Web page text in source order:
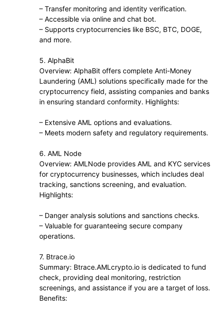
– Transfer monitoring and identity verification.
– Accessible via online and chat bot.
– Supports cryptocurrencies like BSC, BTC, DOGE,
and more.
5. AlphaBit
Overview: AlphaBit offers complete Anti-Money
Laundering (AML) solutions specifically made for the
cryptocurrency field, assisting companies and banks
in ensuring standard conformity. Highlights:
– Extensive AML options and evaluations.
– Meets modern safety and regulatory requirements.
6. AML Node
Overview: AMLNode provides AML and KYC services
for cryptocurrency businesses, which includes deal
tracking, sanctions screening, and evaluation.
Highlights:
– Danger analysis solutions and sanctions checks.
– Valuable for guaranteeing secure company
operations.
7. Btrace.io
Summary: Btrace.AMLcrypto.io is dedicated to fund
check, providing deal monitoring, restriction
screenings, and assistance if you are a target of loss.
Benefits: